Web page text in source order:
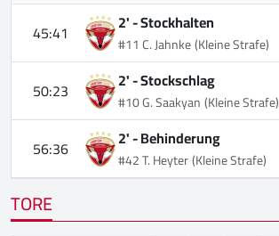
45:41
2' -Stockhalten
#11 C. Jahnke(Kleine Strafe)
50:23 2' -Stockschlag
#10 G. Saakyan(Kleine Strafe)
56:36 2' -Behinderung
#42 T. Heyter(Kleine Strafe)
TORE